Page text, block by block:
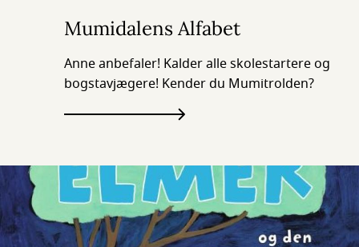
Mumidalens Alfabet
Anne anbefaler! Kalder alle skolestartere og
bogstavjægere! Kender du Mumitrolden?